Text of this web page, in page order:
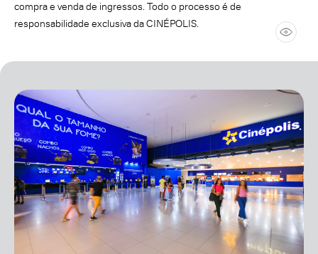
compra e venda de ingressos. Todo o processo é de
responsabilidade exclusiva da CINÉPOLIS.